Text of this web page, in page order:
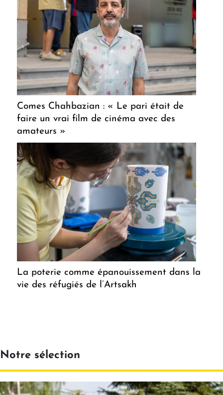
Comes Chahbazian : « Le pari était de
faire un vrai film de cinéma avec des
amateurs »
La poterie comme épanouissement dans la
vie des réfugiés de l’Artsakh
Notre sélection